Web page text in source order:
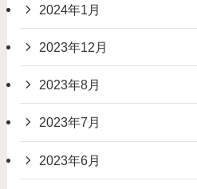
2024年1月
2023年12月
2023年8月
2023年7月
2023年6月